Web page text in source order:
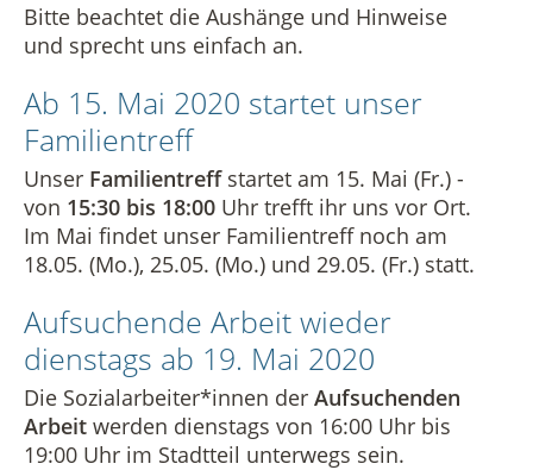
Bitte beachtet die Aushänge und Hinweise
und sprecht uns einfach an.
Ab 15. Mai 2020 startet unser
Familientreff
Unser Familientreffstartet am 15. Mai (Fr.) -
von 15:30 bis 18:00 Uhr trefft ihr uns vor Ort.
Im Mai findet unser Familientreff noch am
18.05. (Mo.), 25.05. (Mo.) und 29.05. (Fr.) statt.
Aufsuchende Arbeit wieder
dienstags ab 19. Mai 2020
Die Sozialarbeiter*innen der Aufsuchenden
Arbeit werden dienstags von 16:00 Uhr bis
19:00 Uhr im Stadtteil unterwegs sein.
Vermietung
Datenschutz in der Beratungsstelle